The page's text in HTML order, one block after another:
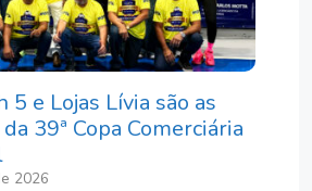
5 e Lojas Lívia são as
39ª Copa Comerciária
2026